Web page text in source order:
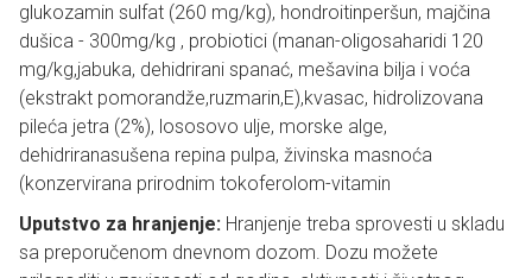
glukozamin sulfat (260 mg/kg), hondroitinperšun, majčina
dušica - 300mg/kg , probiotici (manan-oligosaharidi 120
mg/kg,jabuka, dehidrirani spanać, mešavina bilja i voća
(ekstrakt pomorandže,ruzmarin,E),kvasac, hidrolizovana
pileća jetra (2%), lososovo ulje, morske alge,
dehidriranasušena repina pulpa, živinska masnoća
(konzervirana prirodnim tokoferolom-vitamin
Uputstvo za hranjenje: Hranjenje treba sprovesti u skladu
sa preporučenom dnevnom dozom. Dozu možete